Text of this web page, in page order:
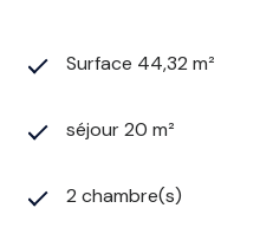
Surface 44,32 m²
séjour 20 m²
2 chambre(s)